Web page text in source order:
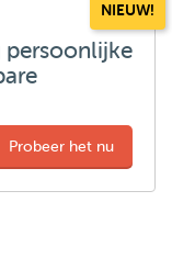
NIEUW!
persoonlijke
Probeer het nu